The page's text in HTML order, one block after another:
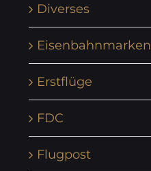
Diverses
Eisenbahnmarken
Erstflüge
FDC
Flugpost